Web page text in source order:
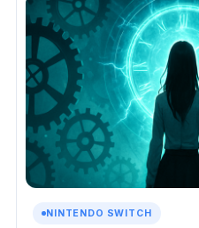
NINTENDO SWITCH